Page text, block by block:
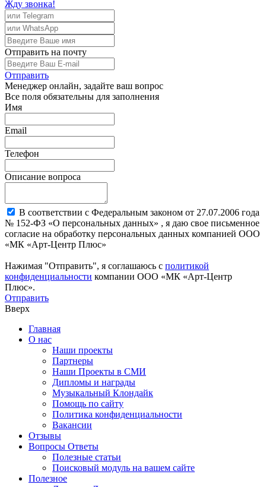
Жду звонка!
Отправить на почту
Отправить
Менеджер онлайн, задайте ваш вопрос
Все поля обязательны для заполнения
Имя
Email
Телефон
Описание вопроса
В соответствии с Федеральным законом от 27.07.2006 года
№ 152-ФЗ «О персональных данных» , я даю свое письменное
согласие на обработку персональных данных компанией ООО
«МК «Арт-Центр Плюс»
Нажимая "Отправить", я соглашаюсь с политикой
конфиденциальности компании ООО «МК «Арт-Центр
Плюс».
Отправить
Вверх
Главная
О нас
Наши проекты
Партнеры
Наши Проекты в СМИ
Дипломы и награды
Музыкальный Клондайк
Помощь по сайту
Политика конфиденциальности
Вакансии
Отзывы
Вопросы Ответы
Полезные статьи
Поисковый модуль на вашем сайте
Полезное